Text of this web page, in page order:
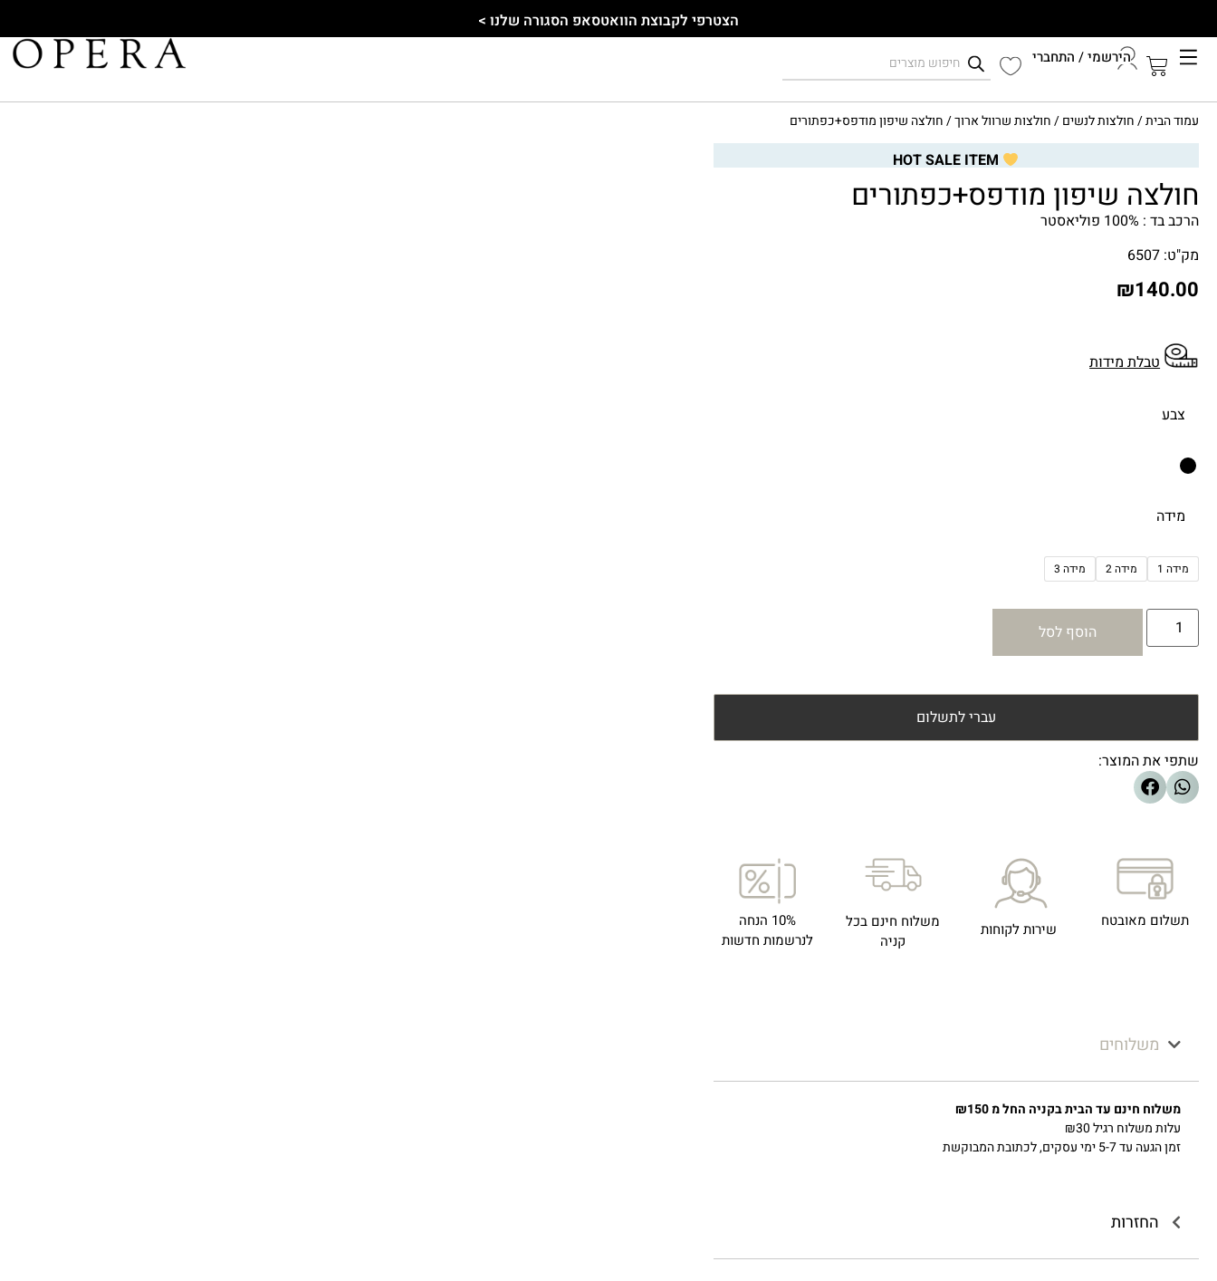
הצטרפי לקבוצת הוואטסאפ הסגורה שלנו >
הירשמי / התחברי
עמוד הבית/חולצות לנשים/חולצות שרוול ארוך/ חולצה שיפון מודפס+כפתורים
חולצה שיפון מודפס+כפתורים
הרכב בד : 100% פוליאסטר
מק"ט: 6507
₪140.00
טבלת מידות
צבע
מידה
מידה 1 מידה 2 מידה 3
הוסף לסל
עברי לתשלום
שתפי את המוצר:
תשלום מאובטח שירות לקוחות
משלוח חינם בכל
קניה
10% הנחה
לנרשמות חדשות
משלוחים
משלוח חינם עד הבית בקניה החל מ ₪150
עלות משלוח רגיל ₪30
זמן הגעה עד 5-7 ימי עסקים, לכתובת המבוקשת
החזרות